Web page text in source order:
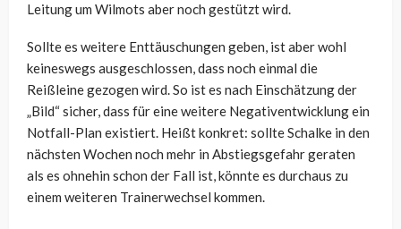
Leitung um Wilmots aber noch gestützt wird.
Sollte es weitere Enttäuschungen geben, ist aber wohl
keineswegs ausgeschlossen, dass noch einmal die
Reißleine gezogen wird. So ist es nach Einschätzung der
„Bild“ sicher, dass für eine weitere Negativentwicklung ein
Notfall-Plan existiert. Heißt konkret: sollte Schalke in den
nächsten Wochen noch mehr in Abstiegsgefahr geraten
als es ohnehin schon der Fall ist, könnte es durchaus zu
einem weiteren Trainerwechsel kommen.